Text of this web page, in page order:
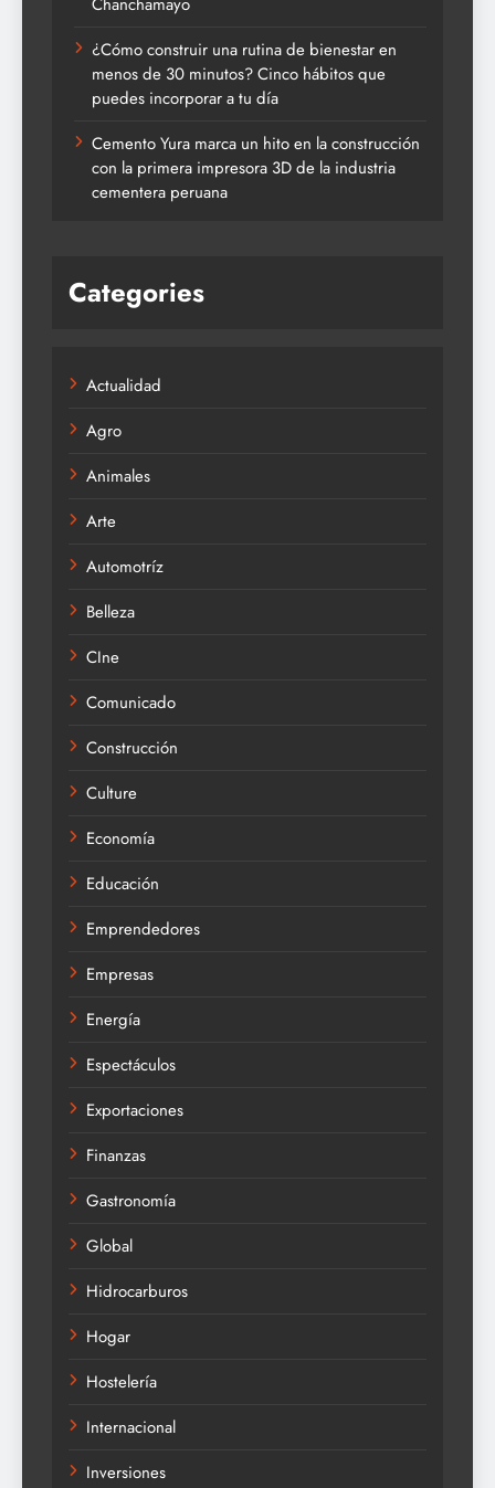
¿Cómo construir una rutina de bienestar en
menos de 30 minutos? Cinco hábitos que
puedes incorporar a tu día
Cemento Yura marca un hito en la construcción
con la primera impresora 3D de la industria
cementera peruana
Categories
Actualidad
Agro
Animales
Arte
Automotríz
Belleza
CIne
Comunicado
Construcción
Culture
Economía
Educación
Emprendedores
Empresas
Energía
Espectáculos
Exportaciones
Finanzas
Gastronomía
Global
Hidrocarburos
Hogar
Hostelería
Internacional
Inversiones